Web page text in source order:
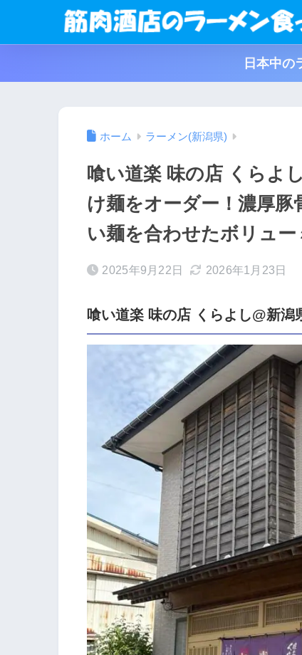
日本中の
ホーム ラーメン(新潟県)
喰い道楽 味の店 くらよ
け麺をオーダー！濃厚
い麺を合わせたボリュー
2025年9月22日 2026年1月23日
喰い道楽 味の店 くらよし@新潟